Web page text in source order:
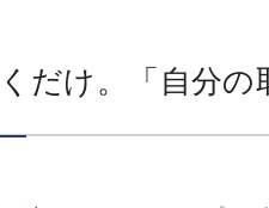
だけ。「自分の